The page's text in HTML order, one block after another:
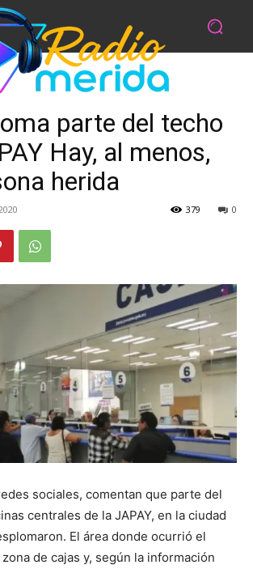
parte del techo
Hay, al menos,
herida
0
379
sociales, comentan que parte del
centrales de la JAPAY, en la ciudad
El área donde ocurrió el
de cajas y, según la información